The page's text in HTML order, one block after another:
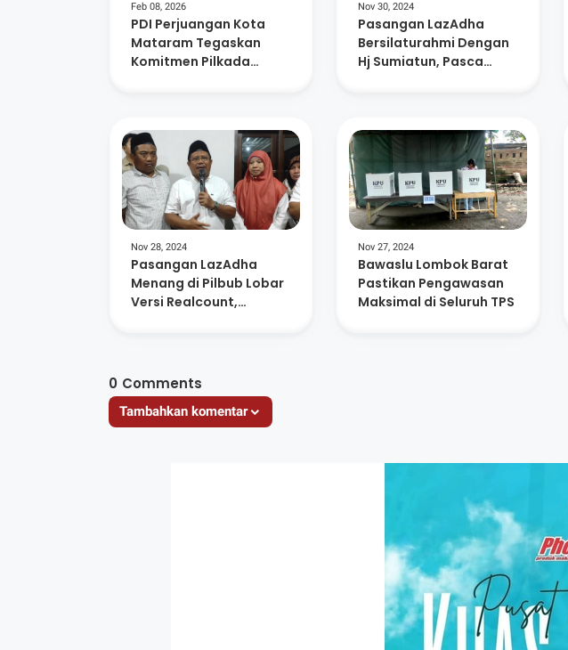
Feb 08, 2026
PDI Perjuangan Kota
Mataram Tegaskan
Komitmen Pilkada
Nov 30, 2024
Pasangan LazAdha
Bersilaturahmi Dengan
Hj Sumiatun, Pasca
Nov 28, 2024
Pasangan LazAdha
Menang di Pilbub Lobar
Versi Realcount,
Nov 27, 2024
Bawaslu Lombok Barat
Pastikan Pengawasan
Maksimal di Seluruh TPS
0 Comments
Tambahkan komentar